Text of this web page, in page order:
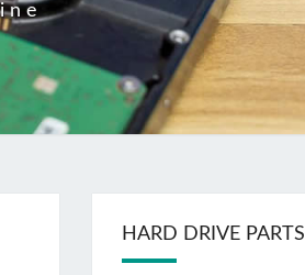
HARD DRIVE PARTS